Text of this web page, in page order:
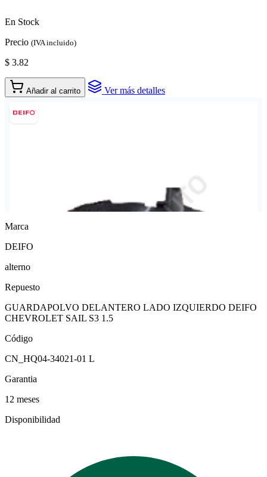
En Stock
Precio (IVA incluido)
$ 3.82
Añadir al carrito Ver más detalles
Marca
DEIFO
alterno
Repuesto
GUARDAPOLVO DELANTERO LADO IZQUIERDO DEIFO
CHEVROLET SAIL S3 1.5
Código
CN_HQ04-34021-01 L
Garantia
12 meses
Disponibilidad